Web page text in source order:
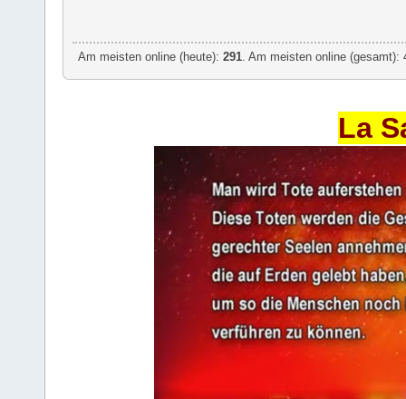
Am meisten online (heute):291 . Am meisten online
La